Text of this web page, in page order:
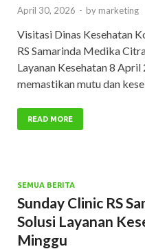
April 30, 2026 - by marketing
Visitasi Dinas Kesehatan
RS Samarinda Medika
Layanan Kesehatan 8
memastikan mutu dan
READ MORE
SEMUA BERITA
Sunday Clinic RS
Solusi Layanan
Minggu